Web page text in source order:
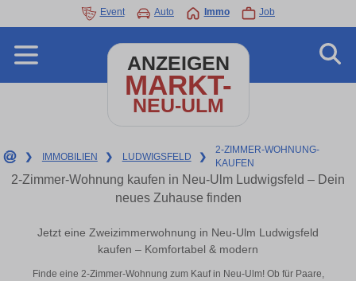
Event Auto Immo Job
ANZEIGEN
MARKT-
NEU-ULM
❯ IMMOBILIEN ❯ LUDWIGSFELD ❯
2-ZIMMER-WOHNUNG-
KAUFEN
2-Zimmer-Wohnung kaufen in Neu-Ulm Ludwigsfeld – Dein
neues Zuhause finden
Jetzt eine Zweizimmerwohnung in Neu-Ulm Ludwigsfeld
kaufen – Komfortabel & modern
Finde eine 2-Zimmer-Wohnung zum Kauf in Neu-Ulm! Ob für Paare,